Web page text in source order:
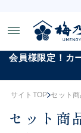
会員様限定！カ
サイトTOP セット商
セット商